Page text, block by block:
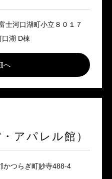
士河口湖町小立８０１７
湖 D棟
へ
アパレル館）
つらぎ町妙寺488-4